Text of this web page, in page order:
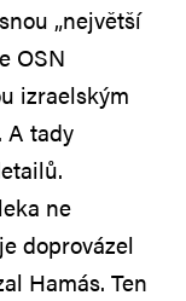
„největší
OSN
izraelským
A tady
ne
doprovázel
Hamás. Ten